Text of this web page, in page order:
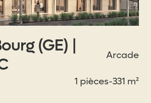
(GE) |
Arcade
1 pièces-331 m²